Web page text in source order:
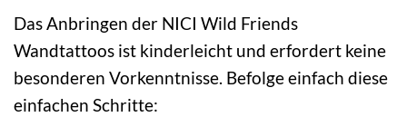
Das Anbringen der NICI Wild Friends
Wandtattoos ist kinderleicht und erfordert keine
besonderen Vorkenntnisse. Befolge einfach diese
einfachen Schritte: